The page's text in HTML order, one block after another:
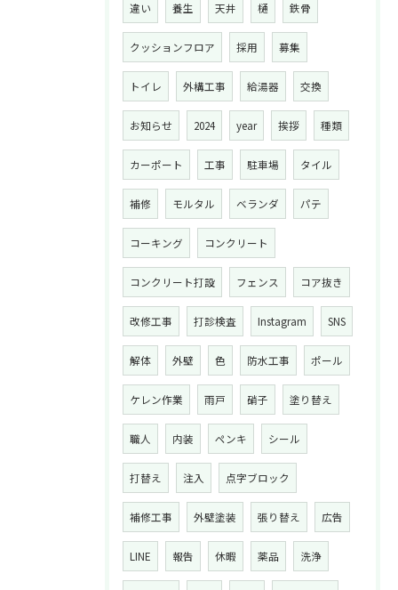
違い 養生 天井 樋 鉄骨
クッションフロア 採用 募集
トイレ 外構工事 給湯器 交換
お知らせ 2024 year 挨拶 種類
カーポート 工事 駐車場 タイル
補修 モルタル ベランダ パテ
コーキング コンクリート
コンクリート打設 フェンス コア抜き
改修工事 打診検査 Instagram SNS
解体 外壁 色 防水工事 ポール
ケレン作業 雨戸 硝子 塗り替え
職人 内装 ペンキ シール
打替え 注入 点字ブロック
補修工事 外壁塗装 張り替え 広告
LINE 報告 休暇 薬品 洗浄